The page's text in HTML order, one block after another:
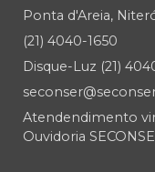
Ponta d'Areia,
(21) 4040-1650
Disque-Luz (21)
Atendendimento
Ouvidoria